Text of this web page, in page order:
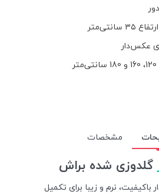
۳۵ سانتی‌متر
عکس‌دار
مشخصات
گلدوزی شده براش
باکیفیت، نرم و زیبا برای تکمیل